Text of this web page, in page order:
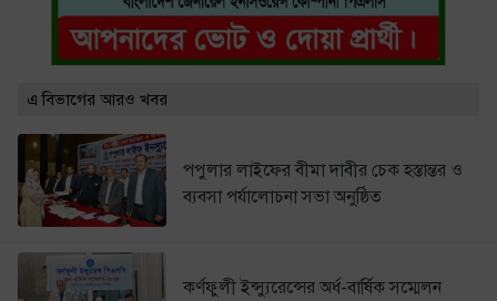
এ বিভাগের আরও খবর
পপুলার লাইফের বীমা দাবীর চেক হস্তান্তর ও
ব্যবসা পর্যালোচনা সভা অনুষ্ঠিত
কর্ণফুলী ইন্স্যুরেন্সের অর্ধ-বার্ষিক সম্মেলন